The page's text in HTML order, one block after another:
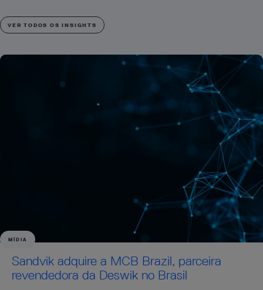
VER TODOS OS INSIGHTS
MÍDIA
Sandvik adquire a MCB Brazil, parceira
revendedora da Deswik no Brasil